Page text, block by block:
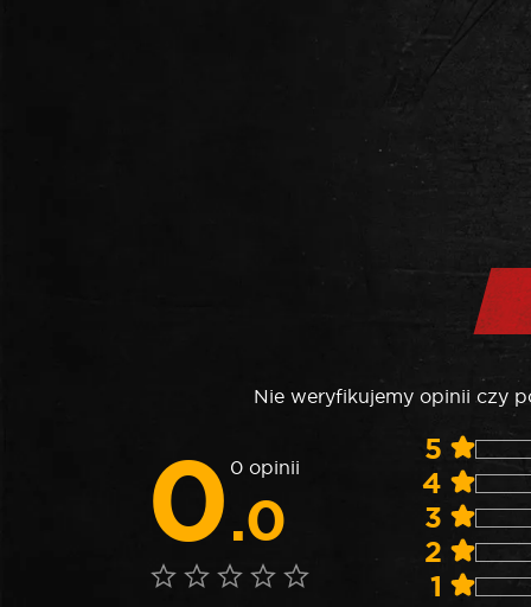
Nie weryfikujemy opinii czy
0.0
0 opinii
5
4
3
2
1